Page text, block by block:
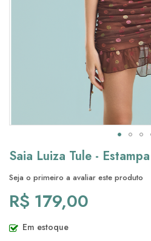
Saia Luiza Tule -
Seja o primeiro a avaliar este produto
R$ 179,00
Em estoque
Saltar
para
o
início
da
Galeria
de
imagens